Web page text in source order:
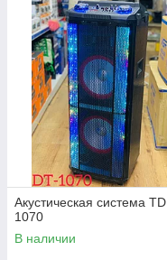
Акустическая система TD
1070
В наличии